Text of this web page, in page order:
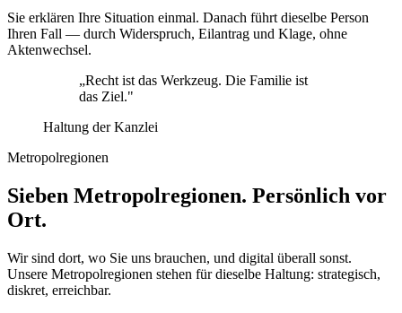
Sie erklären Ihre Situation einmal. Danach führt dieselbe Person
Ihren Fall — durch Widerspruch, Eilantrag und Klage, ohne
Aktenwechsel.
„Recht ist das Werkzeug. Die Familie ist
das Ziel."
Haltung der Kanzlei
Metropolregionen
Sieben Metropolregionen. Persönlich vor
Ort.
Wir sind dort, wo Sie uns brauchen, und digital überall sonst.
Unsere Metropolregionen stehen für dieselbe Haltung: strategisch,
diskret, erreichbar.